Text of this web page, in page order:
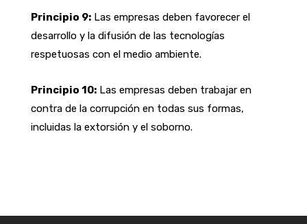
Principio 9: Las empresas deben favorecer el
desarrollo y la difusión de las tecnologías
respetuosas con el medio ambiente.
Principio 10: Las empresas deben trabajar en
contra de la corrupción en todas sus formas,
incluidas la extorsión y el soborno.